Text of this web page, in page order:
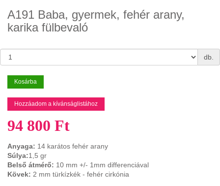
A191 Baba, gyermek, fehér arany,
karika fülbevaló
db.
Kosárba
Hozzáadom a kívánságlistához
94 800 Ft
Anyaga: 14 karátos fehér arany
Súlya:1,5 gr
Belső átmérő: 10 mm +/- 1mm differenciával
Kövek: 2 mm türkízkék - fehér cirkónia